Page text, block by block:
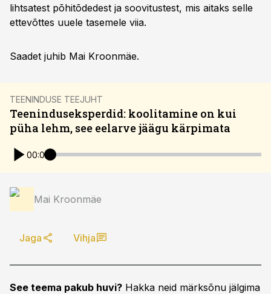
lihtsatest põhitõdedest ja soovitustest, mis aitaks selle
ettevõttes uuele tasemele viia.
Saadet juhib Mai Kroonmäe.
TEENINDUSE TEEJUHT
Teeninduseksperdid: koolitamine on kui
püha lehm, see eelarve jäägu kärpimata
00:00
Mai Kroonmäe
Jaga Vihja
See teema pakub huvi? Hakka neid märksõnu jälgima